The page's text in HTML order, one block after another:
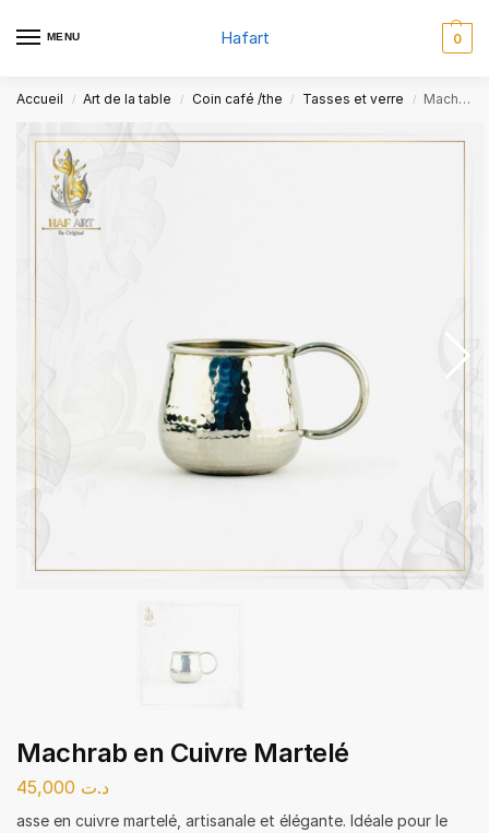
MENU Hafart 0
Accueil / Art de la table / Coin café /the / Tasses et verre / Machrab en Cuivre Martelé
Machrab en Cuivre Martelé
د.ت
asse en cuivre martelé, artisanale et élégante. Idéale pour le